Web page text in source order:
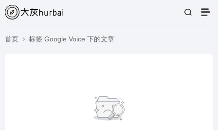
首页 标签 Google Voice 下的文章